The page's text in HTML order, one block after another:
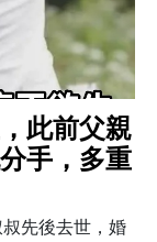
此前父親
手，多重
先後去世，婚